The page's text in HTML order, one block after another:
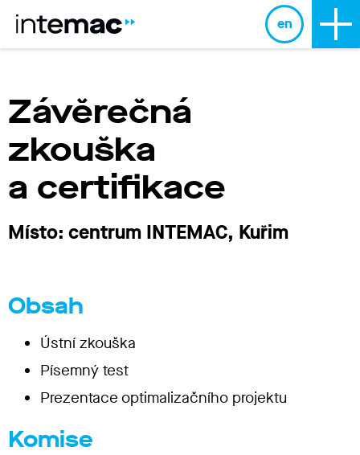
en
Závěrečná
zkouška
a certifikace
Místo: centrum INTEMAC, Kuřim
Obsah
Ústní zkouška
Písemný test
Prezentace optimalizačního projektu
Komise